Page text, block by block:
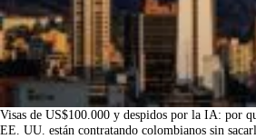
Visas de US$100.000 y despidos por la IA: por
EE. UU. están contratando colombianos sin